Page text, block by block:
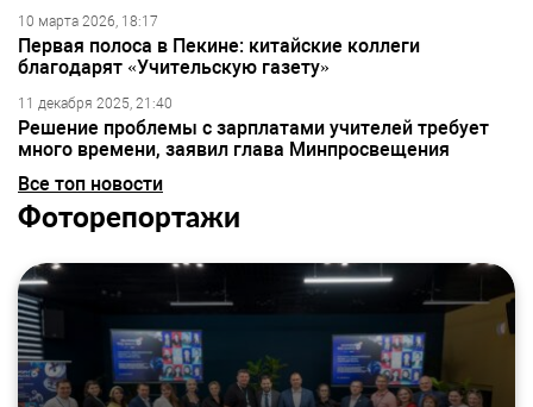
10 марта 2026, 18:17
Первая полоса в Пекине: китайские коллеги
благодарят «Учительскую газету»
11 декабря 2025, 21:40
Решение проблемы с зарплатами учителей требует
много времени, заявил глава Минпросвещения
Все топ новости
Фоторепортажи